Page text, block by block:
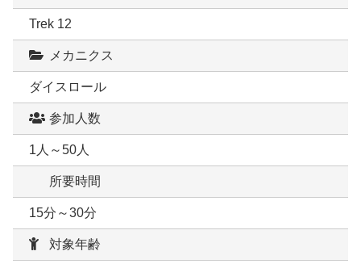
Trek 12
メカニクス
ダイスロール
参加人数
1人～50人
所要時間
15分～30分
対象年齢